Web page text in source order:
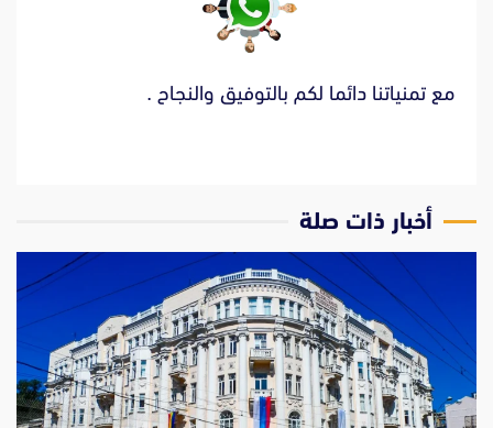
مع تمنياتنا دائما لكم بالتوفيق والنجاح .
‫أخبار ذات صلة